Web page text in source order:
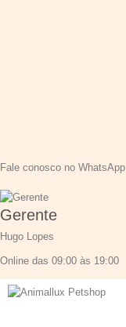
Fale conosco no WhatsApp
Gerente
Hugo Lopes
Online das 09:00 às 19:00